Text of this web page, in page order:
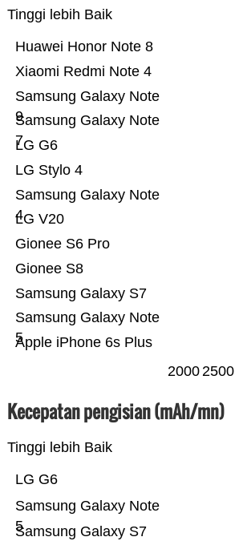
Tinggi lebih Baik
Apple iPhone 6s Plus
Samsung Galaxy Note
5
Samsung Galaxy S7
Gionee S8
Gionee S6 Pro
LG V20
Samsung Galaxy Note
4
LG Stylo 4
LG G6
Samsung Galaxy Note
7
Samsung Galaxy Note
9
Xiaomi Redmi Note 4
Huawei Honor Note 8
20002500
Kecepatan pengisian (mAh/mn)
Tinggi lebih Baik
Samsung Galaxy S7
Samsung Galaxy Note
5
LG G6